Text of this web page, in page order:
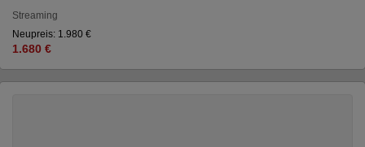
Streaming
Neupreis: 1.980 €
1.680 €